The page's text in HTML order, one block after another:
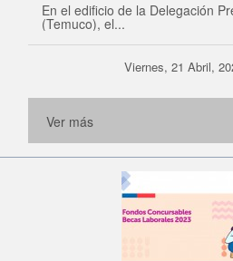
En el edificio de la Delegación
(Temuco), el...
Viernes, 21 Abril,
Ver más